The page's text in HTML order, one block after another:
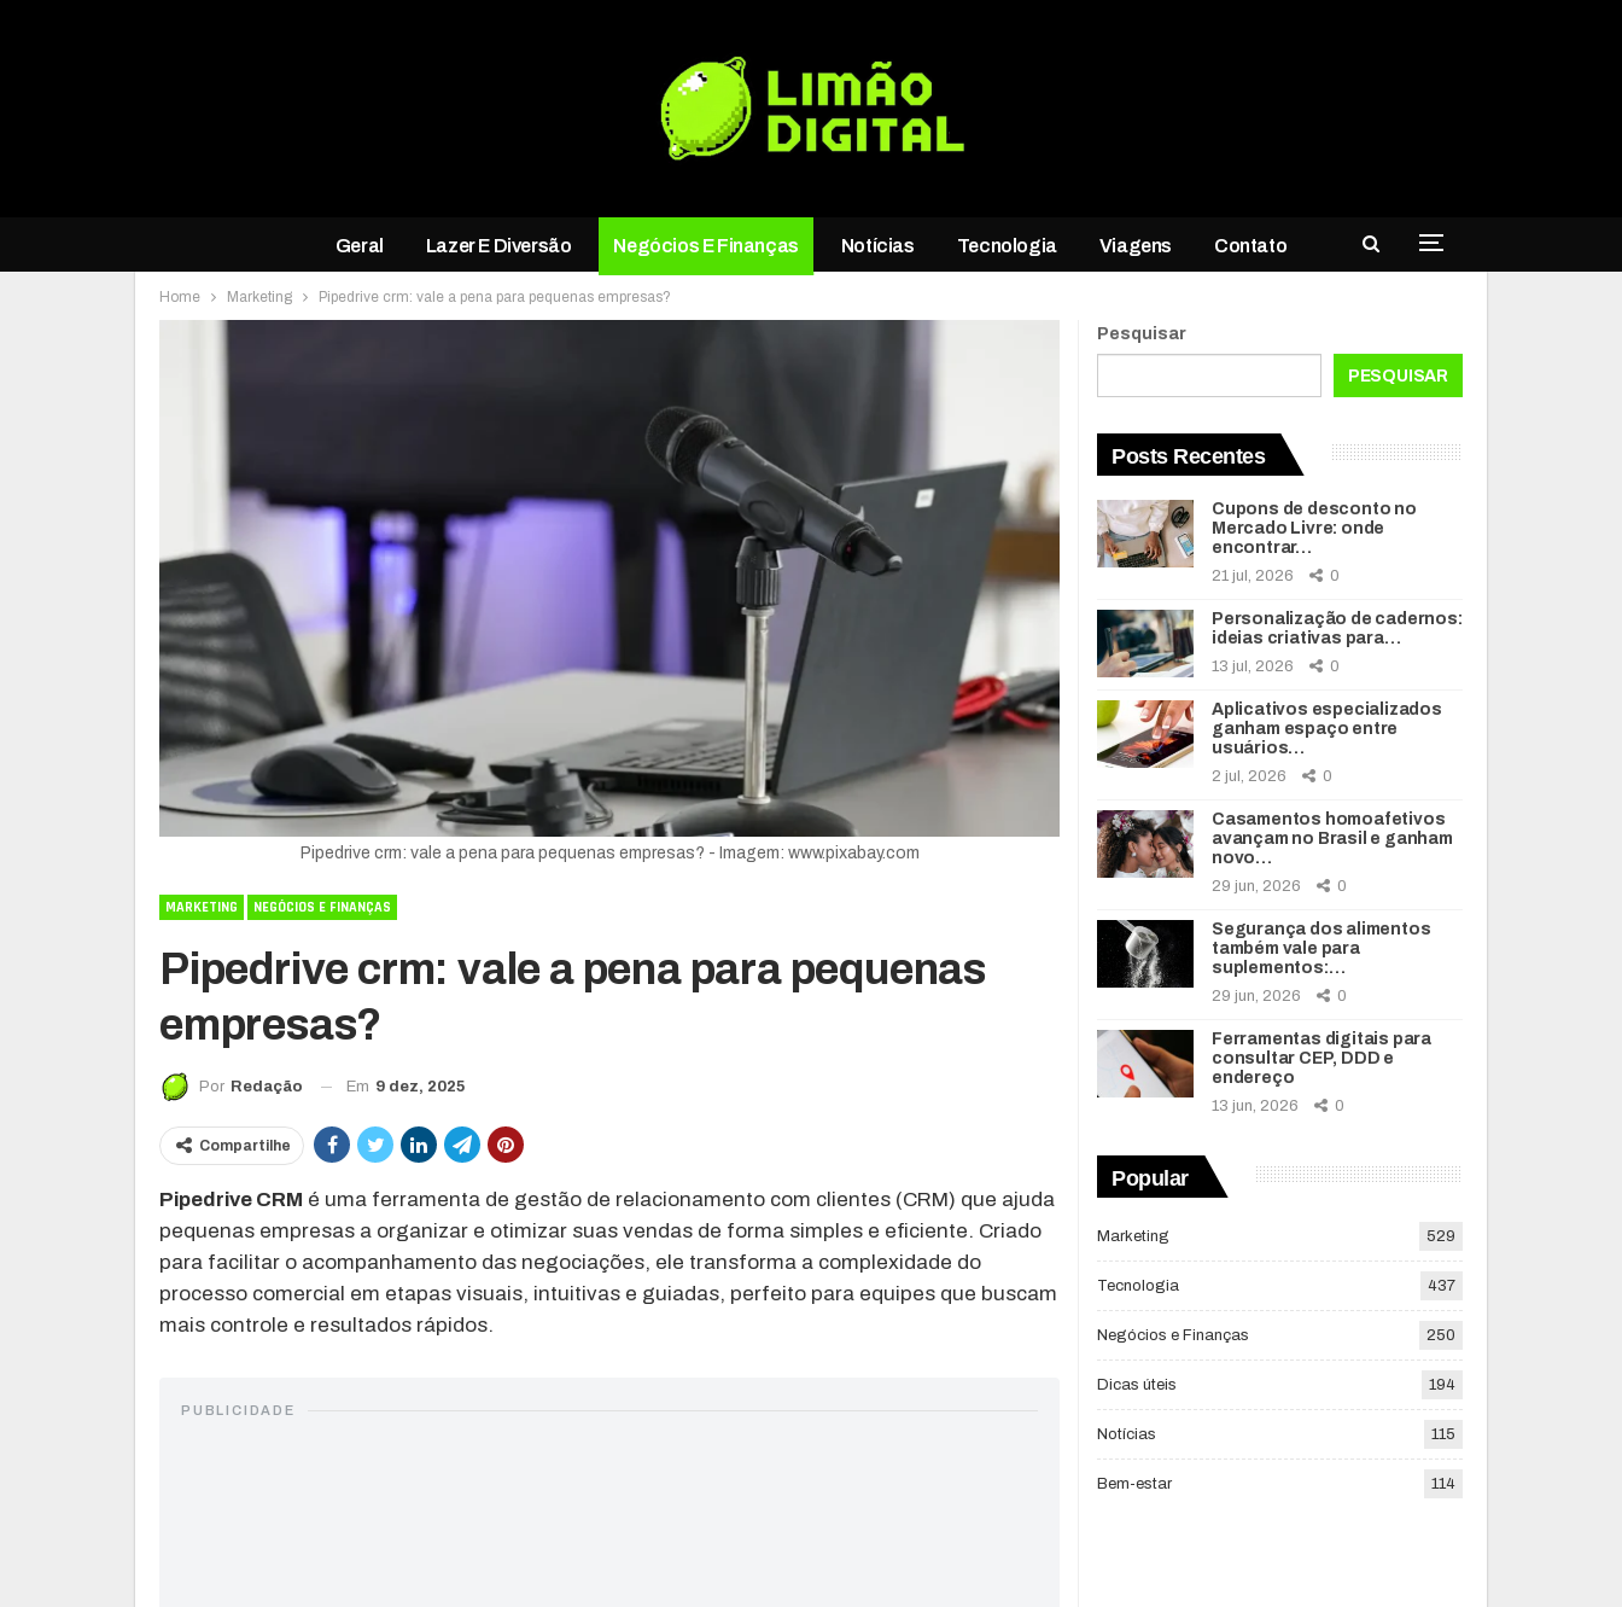
Geral Lazer E Diversão Negócios E Finanças Notícias Tecnologia Viagens Contato
Home Marketing Pipedrive crm: vale a pena para pequenas empresas?
Pipedrive crm: vale a pena para pequenas empresas? - Imagem: www.pixabay.com
MARKETING NEGÓCIOS E FINANÇAS
Pipedrive crm: vale a pena para pequenas
empresas?
Por Redação Em 9 dez, 2025
Compartilhe
Pipedrive CRM é uma ferramenta de gestão de relacionamento com clientes (CRM) que ajuda
pequenas empresas a organizar e otimizar suas vendas de forma simples e eficiente. Criado
para facilitar o acompanhamento das negociações, ele transforma a complexidade do
processo comercial em etapas visuais, intuitivas e guiadas, perfeito para equipes que buscam
mais controle e resultados rápidos.
PUBLICIDADE
Pesquisar
PESQUISAR
Posts Recentes
Cupons de desconto no
Mercado Livre: onde
encontrar…
21 jul, 2026 0
Personalização de cadernos:
ideias criativas para…
13 jul, 2026 0
Aplicativos especializados
ganham espaço entre
usuários…
2 jul, 2026 0
Casamentos homoafetivos
avançam no Brasil e ganham
novo…
29 jun, 2026 0
Segurança dos alimentos
também vale para
suplementos:…
29 jun, 2026 0
Ferramentas digitais para
consultar CEP, DDD e
endereço
13 jun, 2026 0
Popular
Marketing 529
Tecnologia 437
Negócios e Finanças 250
Dicas úteis 194
Notícias 115
Bem-estar 114